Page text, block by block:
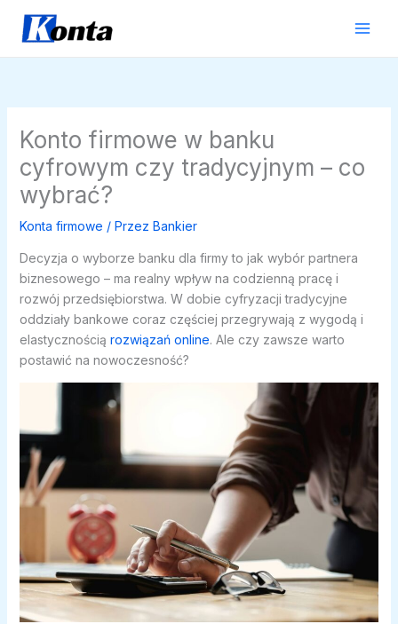
Konto firmowe w banku
cyfrowym czy tradycyjnym – co
wybrać?
Konta firmowe / Przez Bankier
Decyzja o wyborze banku dla firmy to jak wybór partnera
biznesowego – ma realny wpływ na codzienną pracę i
rozwój przedsiębiorstwa. W dobie cyfryzacji tradycyjne
oddziały bankowe coraz częściej przegrywają z wygodą i
elastycznością rozwiązań online. Ale czy zawsze warto
postawić na nowoczesność?